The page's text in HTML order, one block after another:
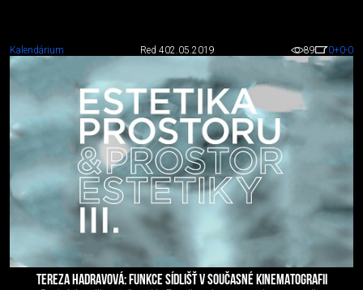
Kalendárium Red 402.05.2019 89 0+0-0
TEREZA HADRAVOVÁ: FUNKCE SÍDLIŠŤ V SOUČASNÉ KINEMATOGRAFII